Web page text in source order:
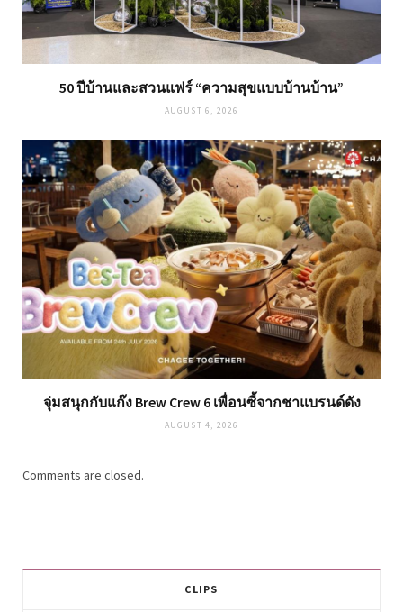
50 ปีบ้านและสวนแฟร์ “ความสุขแบบบ้านบ้าน”
AUGUST 6, 2026
จุ่มสนุกกับแก๊ง Brew Crew 6 เพื่อนซี้จากชาแบรนด์ดัง
AUGUST 4, 2026
Comments are closed.
CLIPS